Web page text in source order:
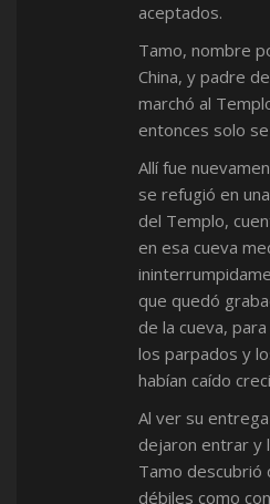
aceptados.
Tamo, nombre
China, y padre
marchó al
entonces solo
Allí fue
se refugió en
del Templo,
en esa cueva
que quedó
de la cueva,
los parpados y
habían caído
Al ver su
dejaron entrar y
Tamo descubrió
débiles como